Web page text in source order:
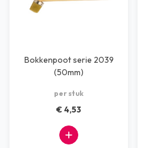
Bokkenpoot serie 2039
(50mm)
per stuk
€ 4,53